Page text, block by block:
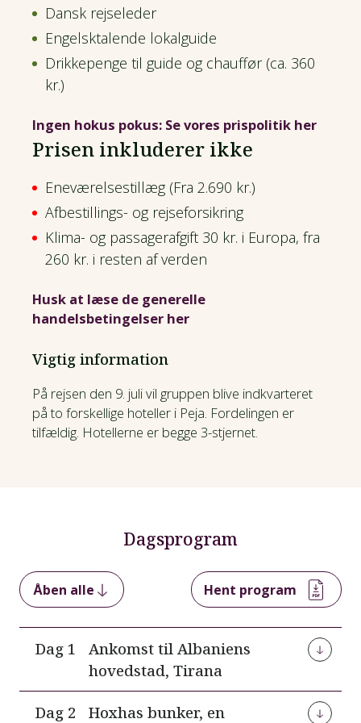
Dansk rejseleder
Engelsktalende lokalguide
Drikkepenge til guide og chauffør (ca. 360
kr.)
Ingen hokus pokus: Se vores prispolitik her
Prisen inkluderer ikke
Eneværelsestillæg (Fra 2.690 kr.)
Afbestillings- og rejseforsikring
Klima- og passagerafgift 30 kr. i Europa, fra
260 kr. i resten af verden
Husk at læse de generelle
handelsbetingelser her
Vigtig information
På rejsen den 9. juli vil gruppen blive indkvarteret
på to forskellige hoteller i Peja. Fordelingen er
tilfældig. Hotellerne er begge 3-stjernet.
Dagsprogram
Åben alle Hent program
Dag 1
Ankomst til Albaniens
hovedstad, Tirana
Vi flyver fra Danmark mod Albaniens hovedstad,
Dag 2
Hoxhas bunker, en